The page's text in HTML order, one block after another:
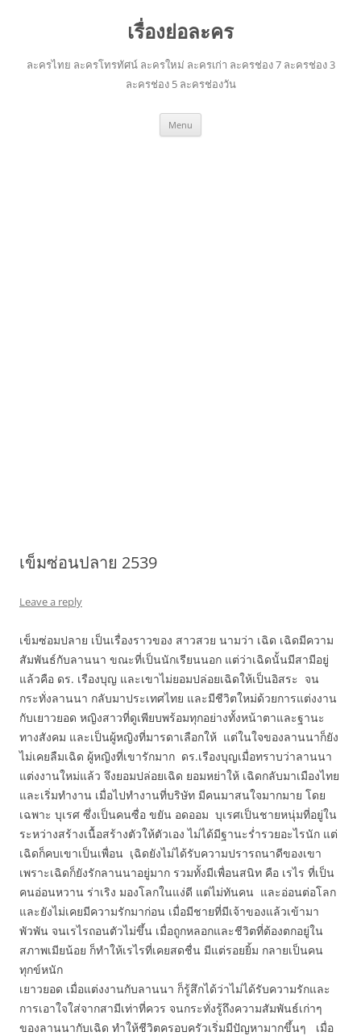
เรื่องย่อละคร
ละครไทย ละครโทรทัศน์ ละครใหม่ ละครเก่า ละครช่อง 7 ละครช่อง 3
ละครช่อง 5 ละครช่องวัน
Menu
เข็มซ่อนปลาย 2539
Leave a reply
เข็มซ่อมปลาย เป็นเรื่องราวของ สาวสวย นามว่า เฉิด เฉิดมีความ
สัมพันธ์กับลานนา ขณะที่เป็นนักเรียนนอก แต่ว่าเฉิดนั้นมีสามีอยู่
แล้วคือ ดร. เรืองบุญ และเขาไม่ยอมปล่อยเฉิดให้เป็นอิสระ จน
กระทั่งลานนา กลับมาประเทศไทย และมีชีวิตใหม่ด้วยการแต่งงาน
กับเยาวยอด หญิงสาวที่ดูเพียบพร้อมทุกอย่างทั้งหน้าตาและฐานะ
ทางสังคม และเป็นผู้หญิงที่มารดาเลือกให้ แต่ในใจของลานนาก็ยัง
ไม่เคยลืมเฉิด ผู้หญิงที่เขารักมาก ดร.เรืองบุญเมื่อทราบว่าลานนา
แต่งงานใหม่แล้ว จึงยอมปล่อยเฉิด ยอมหย่าให้ เฉิดกลับมาเมืองไทย
และเริ่มทำงาน เมื่อไปทำงานที่บริษัท มีคนมาสนใจมากมาย โดย
เฉพาะ บุเรศ ซึ่งเป็นคนซื่อ ขยัน อดออม บุเรศเป็นชายหนุ่มที่อยู่ใน
ระหว่างสร้างเนื้อสร้างตัวให้ตัวเอง ไม่ได้มีฐานะร่ำรวยอะไรนัก แต่
เฉิดก็คบเขาเป็นเพื่อน เฺฉิดยังไม่ได้รับความปรารถนาดีของเขา
เพราะเฉิดก็ยังรักลานนาอยู่มาก รวมทั้งมีเพื่อนสนิท คือ เรไร ที่เป็น
คนอ่อนหวาน ร่าเริง มองโลกในแง่ดี แต่ไม่ทันคน และอ่อนต่อโลก
และยังไม่เคยมีความรักมาก่อน เมื่อมีชายที่มีเจ้าของแล้วเข้ามา
พัวพัน จนเรไรถอนตัวไม่ขึ้น เมื่อถูกหลอกและชีวิตที่ต้องตกอยู่ใน
สภาพเมียน้อย ก็ทำให้เรไรที่เคยสดชื่น มีแต่รอยยิ้ม กลายเป็นคน
ทุกข์หนัก
เยาวยอด เมื่อแต่งงานกับลานนา ก็รู้สึกได้ว่าไม่ได้รับความรักและ
การเอาใจใส่จากสามีเท่าที่ควร จนกระทั่งรู้ถึงความสัมพันธ์เก่าๆ
ของลานนากับเฉิด ทำให้ชีวิตครอบครัวเริ่มมีปัญหามากขึ้นๆ เมื่อ